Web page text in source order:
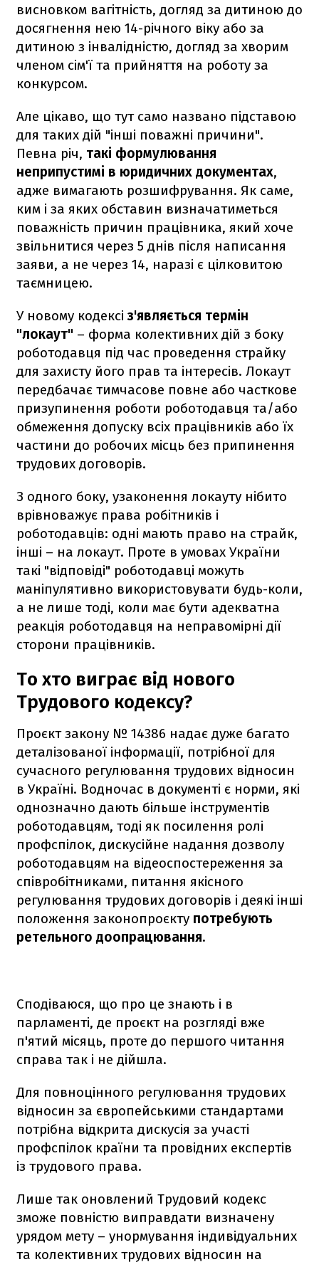
висновком вагітність, догляд за дитиною до
досягнення нею 14-річного віку або за
дитиною з інвалідністю, догляд за хворим
членом сім'ї та прийняття на роботу за
конкурсом.
Але цікаво, що тут само названо підставою
для таких дій "інші поважні причини".
Певна річ, такі формулювання
неприпустимі в юридичних документах,
адже вимагають розшифрування. Як саме,
ким і за яких обставин визначатиметься
поважність причин працівника, який хоче
звільнитися через 5 днів після написання
заяви, а не через 14, наразі є цілковитою
таємницею.
У новому кодексіз'являється термін
"локаут" – форма колективних дій з боку
роботодавця під час проведення страйку
для захисту його прав та інтересів. Локаут
передбачає тимчасове повне або часткове
призупинення роботи роботодавця та/або
обмеження допуску всіх працівників або їх
частини до робочих місць без припинення
трудових договорів.
З одного боку, узаконення локауту нібито
врівноважує права робітників і
роботодавців: одні мають право на страйк,
інші – на локаут. Проте в умовах України
такі "відповіді" роботодавці можуть
маніпулятивно використовувати будь-коли,
а не лише тоді, коли має бути адекватна
реакція роботодавця на неправомірні дії
сторони працівників.
То хто виграє від нового
Трудового кодексу?
Проєкт закону № 14386 надає дуже багато
деталізованої інформації, потрібної для
сучасного регулювання трудових відносин
в Україні. Водночас в документі є норми, які
однозначно дають більше інструментів
роботодавцям, тоді як посилення ролі
профспілок, дискусійне надання дозволу
роботодавцям на відеоспостереження за
співробітниками, питання якісного
регулювання трудових договорів і деякі інші
положення законопроєкту потребують
ретельного доопрацювання.
Сподіваюся, що про це знають і в
парламенті, де проєкт на розгляді вже
п'ятий місяць, проте до першого читання
справа так і не дійшла.
Для повноцінного регулювання трудових
відносин за європейськими стандартами
потрібна відкрита дискусія за участі
профспілок країни та провідних експертів
із трудового права.
Лише так оновлений Трудовий кодекс
зможе повністю виправдати визначену
урядом мету – унормування індивідуальних
та колективних трудових відносин на